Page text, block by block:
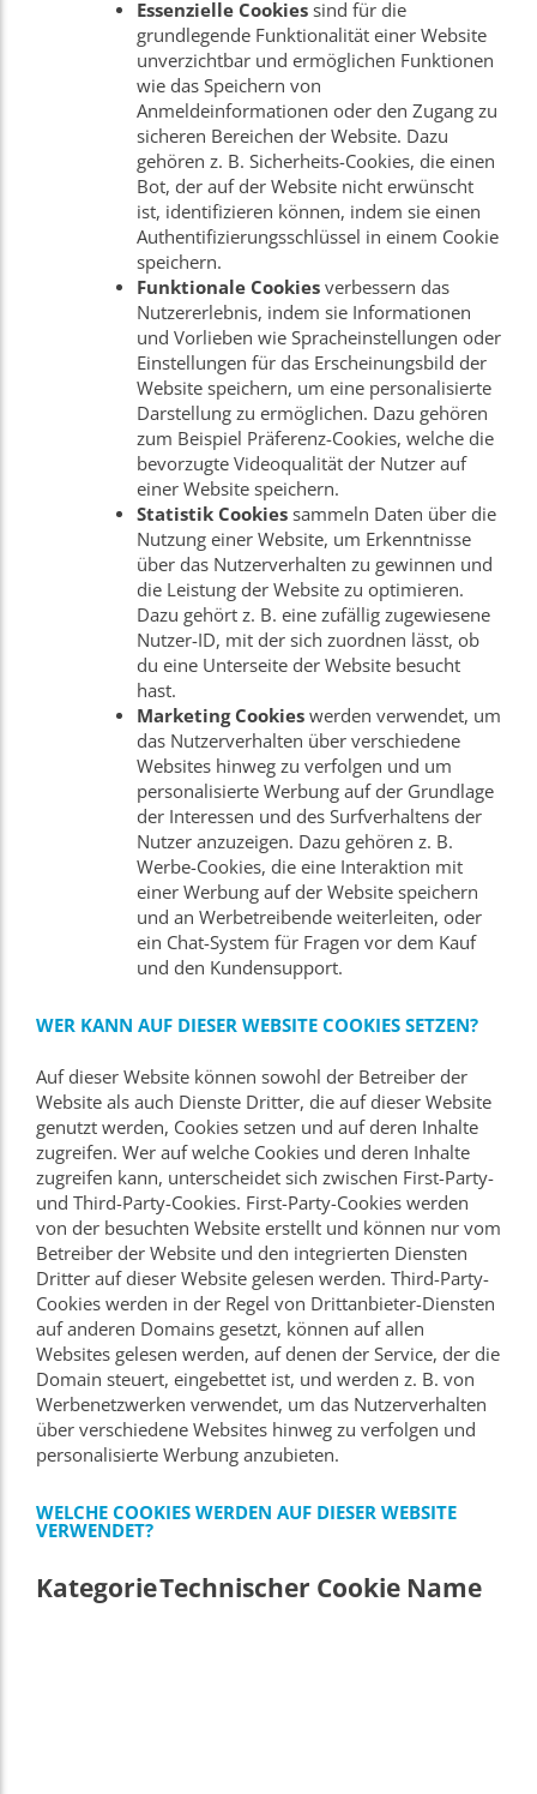
Essenzielle Cookiessind für die
grundlegende Funktionalität einer Website
unverzichtbar und ermöglichen Funktionen
wie das Speichern von
Anmeldeinformationen oder den Zugang zu
sicheren Bereichen der Website. Dazu
gehören z. B. Sicherheits-Cookies, die einen
Bot, der auf der Website nicht erwünscht
ist, identifizieren können, indem sie einen
Authentifizierungsschlüssel in einem Cookie
speichern.
Funktionale Cookiesverbessern das
Nutzererlebnis, indem sie Informationen
und Vorlieben wie Spracheinstellungen oder
Einstellungen für das Erscheinungsbild der
Website speichern, um eine personalisierte
Darstellung zu ermöglichen. Dazu gehören
zum Beispiel Präferenz-Cookies, welche die
bevorzugte Videoqualität der Nutzer auf
einer Website speichern.
Statistik Cookiessammeln Daten über die
Nutzung einer Website, um Erkenntnisse
über das Nutzerverhalten zu gewinnen und
die Leistung der Website zu optimieren.
Dazu gehört z. B. eine zufällig zugewiesene
Nutzer-ID, mit der sich zuordnen lässt, ob
du eine Unterseite der Website besucht
hast.
Marketing Cookieswerden verwendet, um
das Nutzerverhalten über verschiedene
Websites hinweg zu verfolgen und um
personalisierte Werbung auf der Grundlage
der Interessen und des Surfverhaltens der
Nutzer anzuzeigen. Dazu gehören z. B.
Werbe-Cookies, die eine Interaktion mit
einer Werbung auf der Website speichern
und an Werbetreibende weiterleiten, oder
ein Chat-System für Fragen vor dem Kauf
und den Kundensupport.
WER KANN AUF DIESER WEBSITE COOKIES SETZEN?
Auf dieser Website können sowohl der Betreiber der
Website als auch Dienste Dritter, die auf dieser Website
genutzt werden, Cookies setzen und auf deren Inhalte
zugreifen. Wer auf welche Cookies und deren Inhalte
zugreifen kann, unterscheidet sich zwischen First-Party-
und Third-Party-Cookies. First-Party-Cookies werden
von der besuchten Website erstellt und können nur vom
Betreiber der Website und den integrierten Diensten
Dritter auf dieser Website gelesen werden. Third-Party-
Cookies werden in der Regel von Drittanbieter-Diensten
auf anderen Domains gesetzt, können auf allen
Websites gelesen werden, auf denen der Service, der die
Domain steuert, eingebettet ist, und werden z. B. von
Werbenetzwerken verwendet, um das Nutzerverhalten
über verschiedene Websites hinweg zu verfolgen und
personalisierte Werbung anzubieten.
WELCHE COOKIES WERDEN AUF DIESER WEBSITE
VERWENDET?
KategorieTechnischer Cookie Name